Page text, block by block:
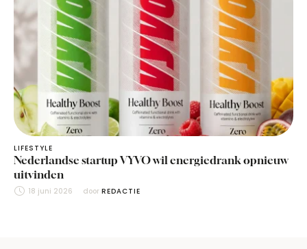
LIFESTYLE
Nederlandse startup VYVO wil energiedrank opnieuw
uitvinden
18 juni 2026 door REDACTIE